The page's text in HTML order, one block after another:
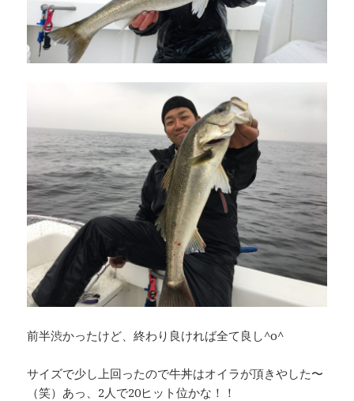
前半渋かったけど、終わり良ければ全て良し^o^
サイズで少し上回ったので牛丼はオイラが頂きやした〜
（笑）あっ、2人で20ヒット位かな！！